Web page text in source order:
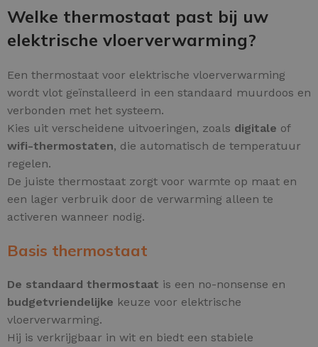
Welke thermostaat past bij uw
elektrische vloerverwarming?
Een thermostaat voor elektrische vloerverwarming
wordt vlot geïnstalleerd in een standaard muurdoos en
verbonden met het systeem.
Kies uit verscheidene uitvoeringen, zoals digitale of
wifi-thermostaten, die automatisch de temperatuur
regelen.
De juiste thermostaat zorgt voor warmte op maat en
een lager verbruik door de verwarming alleen te
activeren wanneer nodig.
Basis thermostaat
De standaard thermostaat is een no-nonsense en
budgetvriendelijke keuze voor elektrische
vloerverwarming.
Hij is verkrijgbaar in wit en biedt een stabiele